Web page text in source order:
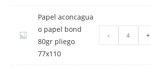
Papel aconcagua
o papel bond
80gr pliego
77x110
- +